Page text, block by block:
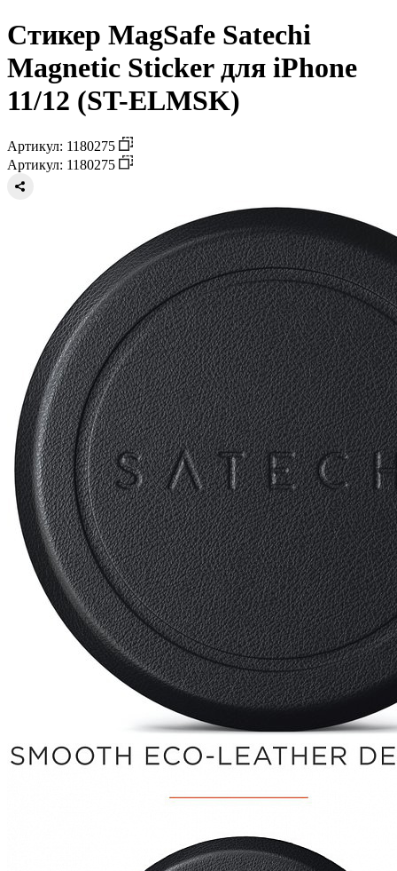
Стикер MagSafe Satechi
Magnetic Sticker для iPhone
11/12 (ST-ELMSK)
Артикул: 1180275
Артикул: 1180275